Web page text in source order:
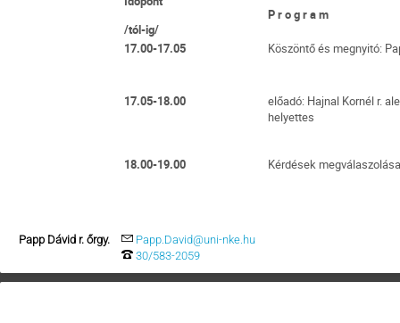
/tól-ig/
P r o g r a m
17.00-17.05 Köszöntő és megnyitó:
17.05-18.00
előadó: Hajnal Kornél r.
helyettes
18.00-19.00 Kérdések
Papp Dávid r. őrgy.
Papp.David@uni-nke.hu
30/583-2059